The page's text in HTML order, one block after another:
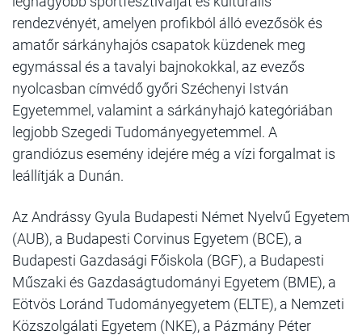
rendezvényét, amelyen profikból álló evezősök és
amatőr sárkányhajós csapatok küzdenek meg
egymással és a tavalyi bajnokokkal, az evezős
nyolcasban címvédő győri Széchenyi István
Egyetemmel, valamint a sárkányhajó kategóriában
legjobb Szegedi Tudományegyetemmel. A
grandiózus esemény idejére még a vízi forgalmat is
leállítják a Dunán.
Az Andrássy Gyula Budapesti Német Nyelvű Egyetem
(AUB), a Budapesti Corvinus Egyetem (BCE), a
Budapesti Gazdasági Főiskola (BGF), a Budapesti
Műszaki és Gazdaságtudományi Egyetem (BME), a
Eötvös Loránd Tudományegyetem (ELTE), a Nemzeti
Közszolgálati Egyetem (NKE), a Pázmány Péter